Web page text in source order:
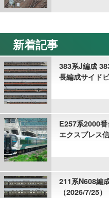
新着記事
383系J編成
長編成サイド
E257系2000
エクスプレス
211系N608編
（2026/7/25）